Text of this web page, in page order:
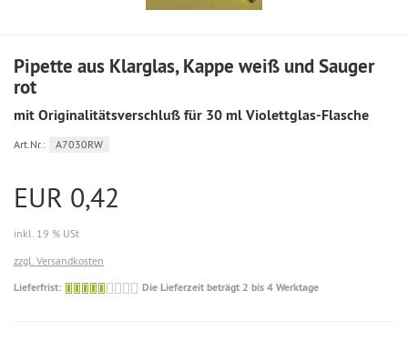
Pipette aus Klarglas, Kappe weiß und Sauger
rot
mit Originalitätsverschluß für 30 ml Violettglas-Flasche
Art.Nr.: A7030RW
EUR 0,42
inkl. 19 % USt
zzgl. Versandkosten
Lieferfrist:
Die
Die Lieferzeit beträgt 2 bis 4 Werktage